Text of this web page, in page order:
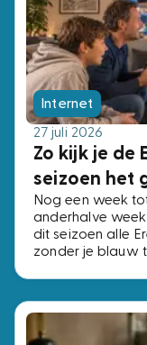
Internet
27 juli 2026
Zo kijk je de
seizoen het
Nog een week
anderhalve
dit seizoen alle
zonder je blauw
betaal je bij de
bij de andere €
opties uit.